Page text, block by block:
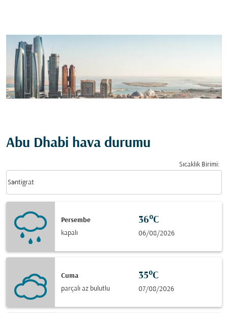
Abu Dhabi hava durumu
Sıcaklık Birimi:
Santigrat
keyboard_arrow_down
Persembe
kapalı
36°C
06/08/2026
Cuma
parçalı az bulutlu
35°C
07/08/2026